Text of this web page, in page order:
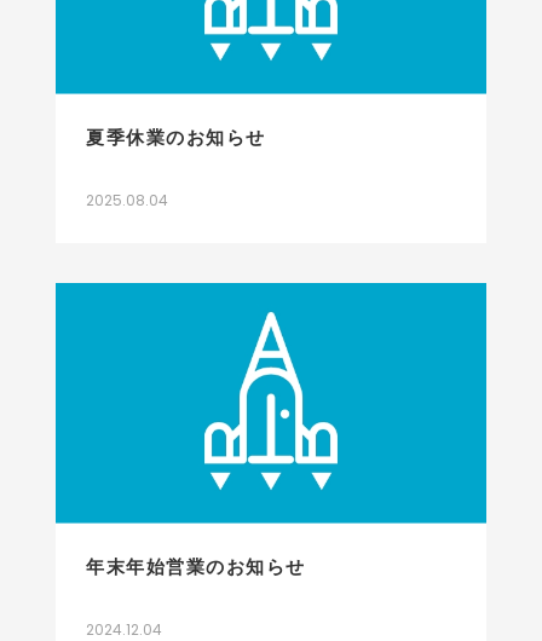
2025.08.04
夏季休業のお知らせ
2024.12.04
年末年始営業のお知らせ